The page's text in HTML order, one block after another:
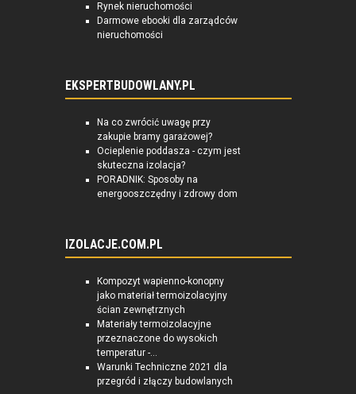
Rynek nieruchomości
Darmowe ebooki dla zarządców
nieruchomości
EKSPERTBUDOWLANY.PL
Na co zwrócić uwagę przy
zakupie bramy garażowej?
Ocieplenie poddasza - czym jest
skuteczna izolacja?
PORADNIK: Sposoby na
energooszczędny i zdrowy dom
IZOLACJE.COM.PL
Kompozyt wapienno-konopny
jako materiał termoizolacyjny
ścian zewnętrznych
Materiały termoizolacyjne
przeznaczone do wysokich
temperatur -...
Warunki Techniczne 2021 dla
przegród i złączy budowlanych